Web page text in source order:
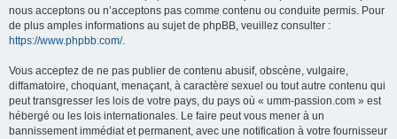
nous acceptons ou n’acceptons pas comme contenu ou conduite permis. Pour
de plus amples informations au sujet de phpBB, veuillez consulter :
https://www.phpbb.com/.
Vous acceptez de ne pas publier de contenu abusif, obscène, vulgaire,
diffamatoire, choquant, menaçant, à caractère sexuel ou tout autre contenu qui
peut transgresser les lois de votre pays, du pays où « umm-passion.com » est
hébergé ou les lois internationales. Le faire peut vous mener à un
bannissement immédiat et permanent, avec une notification à votre fournisseur